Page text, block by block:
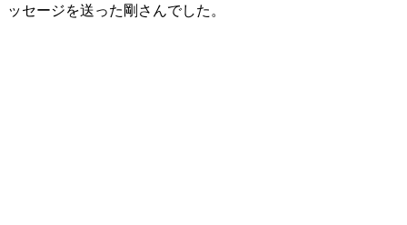
ッセージを送った剛さんでした。